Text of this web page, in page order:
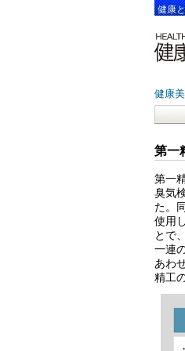
健康
健康
第一
第一
臭気
た。
使用
とで
一連
あわ
精工